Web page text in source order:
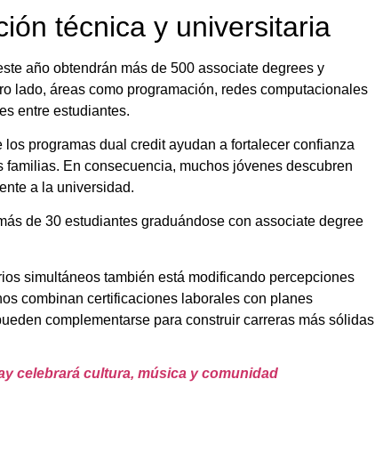
técnica y universitaria
año obtendrán más de 500 associate degrees y
lado, áreas como programación, redes computacionales
entre estudiantes.
programas dual credit ayudan a fortalecer confianza
En consecuencia, muchos jóvenes descubren
a la universidad.
de 30 estudiantes graduándose con associate degree
simultáneos también está modificando percepciones
combinan certificaciones laborales con planes
complementarse para construir carreras más sólidas
celebrará cultura, música y comunidad